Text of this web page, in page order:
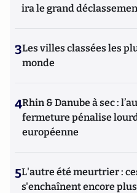
ira le grand
3Les villes classées les
monde
4Rhin & Danube à sec :
fermeture pénalise
européenne
5L'autre été meurtrier :
s'enchaînent encore